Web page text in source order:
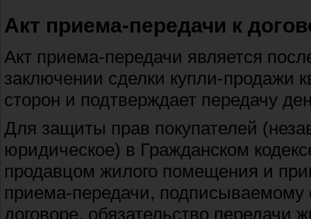
Акт приема-передачи к
Акт приема-передачи является
заключении сделки купли-продажи
сторон и подтверждает передачу
Для защиты прав покупателей
юридическое) в Гражданском
продавцом жилого помещения и
приема-передачи, подписываемому
договоре, обязательство передачи